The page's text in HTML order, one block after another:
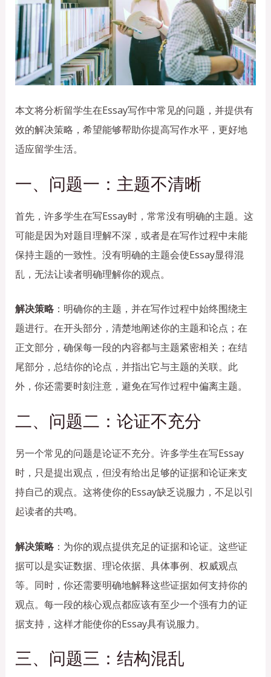
本文将分析留学生在Essay写作中常见的问题，并提供有
效的解决策略，希望能够帮助你提高写作水平，更好地
适应留学生活。
一、问题一：主题不清晰
首先，许多学生在写Essay时，常常没有明确的主题。这
可能是因为对题目理解不深，或者是在写作过程中未能
保持主题的一致性。没有明确的主题会使Essay显得混
乱，无法让读者明确理解你的观点。
解决策略：明确你的主题，并在写作过程中始终围绕主
题进行。在开头部分，清楚地阐述你的主题和论点；在
正文部分，确保每一段的内容都与主题紧密相关；在结
尾部分，总结你的论点，并指出它与主题的关联。此
外，你还需要时刻注意，避免在写作过程中偏离主题。
二、问题二：论证不充分
另一个常见的问题是论证不充分。许多学生在写Essay
时，只是提出观点，但没有给出足够的证据和论证来支
持自己的观点。这将使你的Essay缺乏说服力，不足以引
起读者的共鸣。
解决策略：为你的观点提供充足的证据和论证。这些证
据可以是实证数据、理论依据、具体事例、权威观点
等。同时，你还需要明确地解释这些证据如何支持你的
观点。每一段的核心观点都应该有至少一个强有力的证
据支持，这样才能使你的Essay具有说服力。
三、问题三：结构混乱